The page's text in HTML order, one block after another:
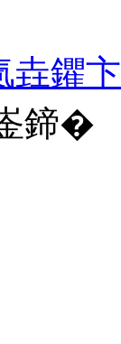
鑺
鍗�